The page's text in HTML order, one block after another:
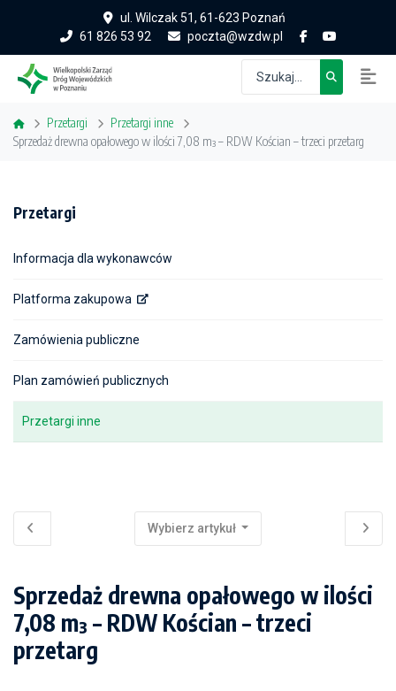
ul. Wilczak 51, 61-623 Poznań
61 826 53 92
poczta@wzdw.pl
Przetargi
Przetargi inne
Sprzedaż drewna opałowego w ilości 7,08 m³ – RDW Kościan – trzeci przetarg
Przetargi
Informacja dla wykonawców
Platforma zakupowa
Zamówienia publiczne
Plan zamówień publicznych
Przetargi inne
Wybierz artykuł
Sprzedaż drewna opałowego w ilości
7,08 m³ – RDW Kościan – trzeci
przetarg